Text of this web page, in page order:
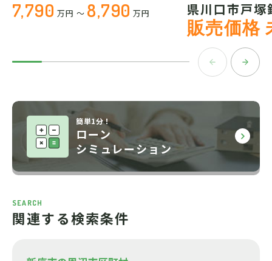
7,790 万円 ～ 8,790 万円
県川口市戸塚
販売価格
簡単1分！
ローン
シミュレーション
SEARCH
関連する検索条件